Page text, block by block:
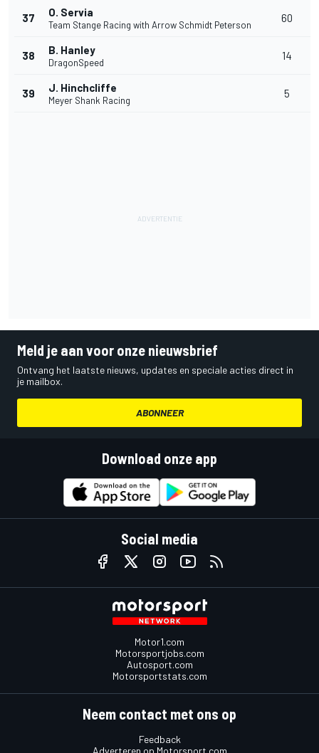
37 O. Servia
Team Stange Racing with Arrow Schmidt Peterson
60
38 B. Hanley
DragonSpeed
14
39 J. Hinchcliffe
Meyer Shank Racing
5
Meld je aan voor onze nieuwsbrief
Ontvang het laatste nieuws, updates en speciale acties direct in
je mailbox.
ABONNEER
Download onze app
Social media
Motor1.com
Motorsportjobs.com
Autosport.com
Motorsportstats.com
Neem contact met ons op
Feedback
Adverteren op Motorsport.com